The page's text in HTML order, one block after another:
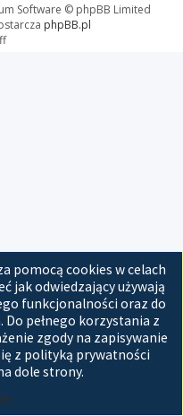
pomocą cookies w celach
jak odwiedzający używają
funkcjonalności oraz do
pełnego korzystania z
zgody na zapisywanie
z polityką prywatności
dole strony.
Software © phpBB Limited
phpBB.pl